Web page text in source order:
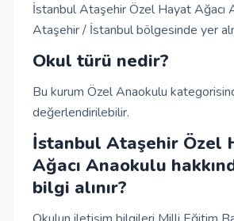
İstanbul Ataşehir Özel Hayat Ağacı
Ataşehir / İstanbul bölgesinde yer
Okul türü nedir?
Bu kurum Özel Anaokulu
değerlendirilebilir.
İstanbul Ataşehir Özel
Ağacı Anaokulu
bilgi alınır?